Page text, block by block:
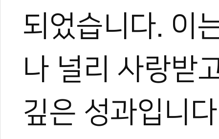
되었습니다. 이
나 널리 사랑받
깊은 성과입니